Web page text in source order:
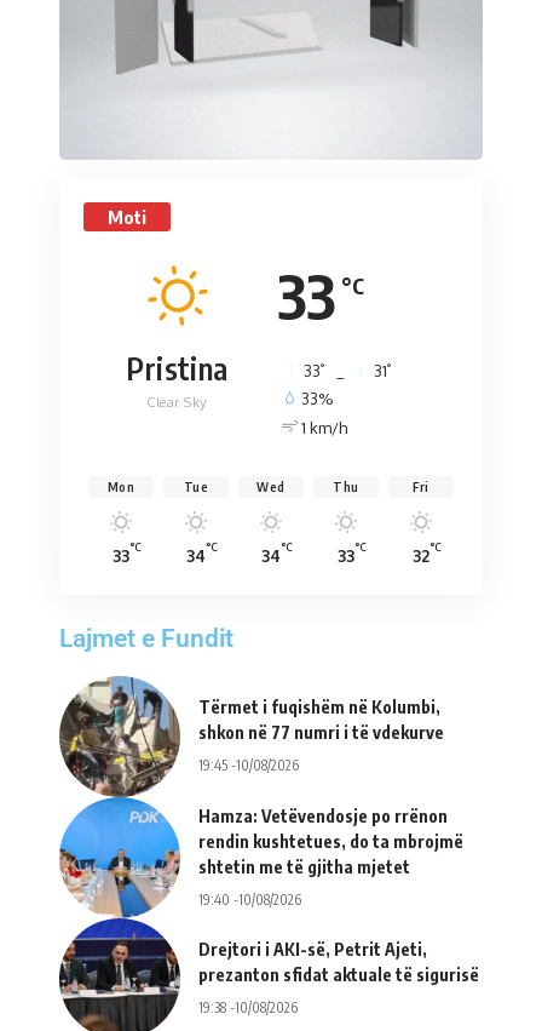
Moti
33 °C
Pristina
Clear Sky
33° 31°
33%
1 km/h
Mon
33°C
Tue
34°C
Wed
34°C
Thu
33°C
Fri
32°C
Lajmet e Fundit
Tërmet i fuqishëm në Kolumbi,
shkon në 77 numri i të vdekurve
19:45 -10/08/2026
Hamza: Vetëvendosje po rrënon
rendin kushtetues, do ta mbrojmë
shtetin me të gjitha mjetet
19:40 -10/08/2026
Drejtori i AKI-së, Petrit Ajeti,
prezanton sfidat aktuale të sigurisë
19:38 -10/08/2026